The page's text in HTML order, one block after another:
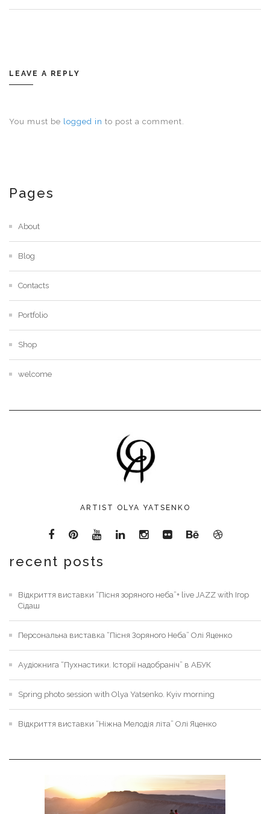
LEAVE A REPLY
You must be logged in to post a comment.
Pages
About
Blog
Contacts
Portfolio
Shop
welcome
ARTIST OLYA YATSENKO
recent posts
Відкриття виставки “Пісня зоряного неба”+ live JAZZ with Ігор
Сідаш
Персональна виставка “Пісня Зоряного Неба” Олі Яценко
Аудіокнига “Пухнастики. Історії надобраніч” в АБУК
Spring photo session with Olya Yatsenko. Kyiv morning
Відкриття виставки “Ніжна Мелодія літа” Олі Яценко